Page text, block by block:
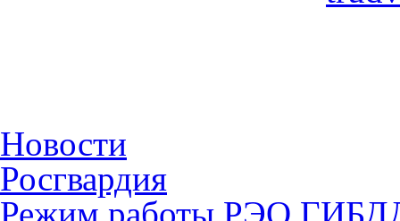
Новости
Росгвардия